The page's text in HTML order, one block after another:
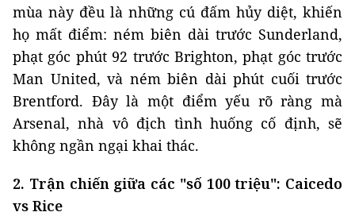
mùa này đều là những cú đấm hủy diệt, khiến
họ mất điểm: ném biên dài trước Sunderland,
phạt góc phút 92 trước Brighton, phạt góc trước
Man United, và ném biên dài phút cuối trước
Brentford. Đây là một điểm yếu rõ ràng mà
Arsenal, nhà vô địch tình huống cố định, sẽ
không ngần ngại khai thác.
2. Trận chiến giữa các "số 100 triệu": Caicedo
vs Rice